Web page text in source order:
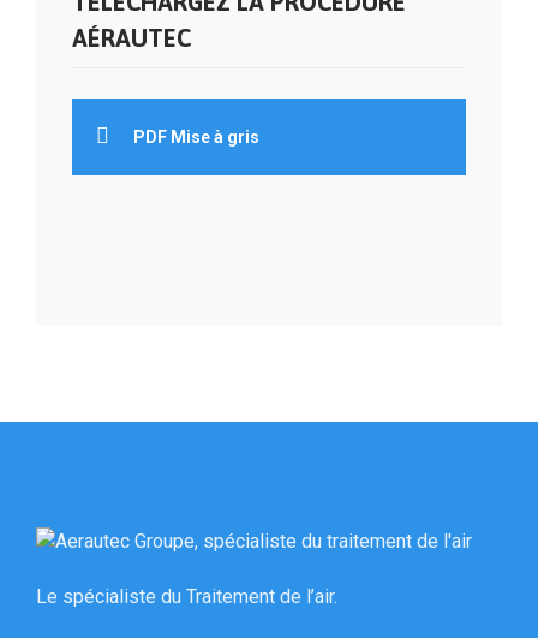
AÉRAUTEC
PDF Mise à gris
Le spécialiste du Traitement de l’air.